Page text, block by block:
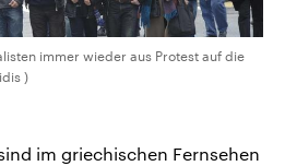
immer wieder aus Protest auf die
)
im griechischen Fernsehen